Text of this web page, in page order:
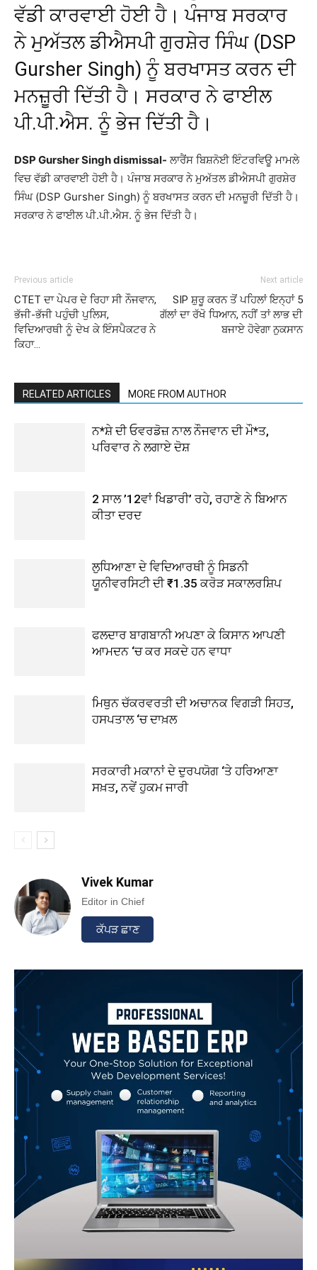
ਵੱਡੀ ਕਾਰਵਾਈ ਹੋਈ ਹੈ। ਪੰਜਾਬ ਸਰਕਾਰ
ਨੇ ਮੁਅੱਤਲ ਡੀਐਸਪੀ ਗੁਰਸ਼ੇਰ ਸਿੰਘ (DSP
Gursher Singh) ਨੂੰ ਬਰਖਾਸਤ ਕਰਨ ਦੀ
ਮਨਜ਼ੂਰੀ ਦਿੱਤੀ ਹੈ। ਸਰਕਾਰ ਨੇ ਫਾਈਲ
ਪੀ.ਪੀ.ਐਸ. ਨੂੰ ਭੇਜ ਦਿੱਤੀ ਹੈ।
DSP Gursher Singh dismissal- ਲਾਰੈਂਸ ਬਿਸ਼ਨੋਈ ਇੰਟਰਵਿਊ ਮਾਮਲੇ
ਵਿਚ ਵੱਡੀ ਕਾਰਵਾਈ ਹੋਈ ਹੈ। ਪੰਜਾਬ ਸਰਕਾਰ ਨੇ ਮੁਅੱਤਲ ਡੀਐਸਪੀ ਗੁਰਸ਼ੇਰ
ਸਿੰਘ (DSP Gursher Singh) ਨੂੰ ਬਰਖਾਸਤ ਕਰਨ ਦੀ ਮਨਜ਼ੂਰੀ ਦਿੱਤੀ ਹੈ।
ਸਰਕਾਰ ਨੇ ਫਾਈਲ ਪੀ.ਪੀ.ਐਸ. ਨੂੰ ਭੇਜ ਦਿੱਤੀ ਹੈ।
Previous article
CTET ਦਾ ਪੇਪਰ ਦੇ ਰਿਹਾ ਸੀ ਨੌਜਵਾਨ,
ਭੱਜੀ-ਭੱਜੀ ਪਹੁੰਚੀ ਪੁਲਿਸ,
ਵਿਦਿਆਰਥੀ ਨੂੰ ਦੇਖ ਕੇ ਇੰਸਪੈਕਟਰ ਨੇ
ਕਿਹਾ…
Next article
SIP ਸ਼ੁਰੂ ਕਰਨ ਤੋਂ ਪਹਿਲਾਂ ਇਨ੍ਹਾਂ 5
ਗੱਲਾਂ ਦਾ ਰੱਖੋ ਧਿਆਨ, ਨਹੀਂ ਤਾਂ ਲਾਭ ਦੀ
ਬਜਾਏ ਹੋਵੇਗਾ ਨੁਕਸਾਨ
RELATED ARTICLES MORE FROM AUTHOR
ਨ*ਸ਼ੇ ਦੀ ਓਵਰਡੋਜ਼ ਨਾਲ ਨੌਜਵਾਨ ਦੀ ਮੌ*ਤ,
ਪਰਿਵਾਰ ਨੇ ਲਗਾਏ ਦੋਸ਼
2 ਸਾਲ ’12ਵਾਂ ਖਿਡਾਰੀ’ ਰਹੇ, ਰਹਾਣੇ ਨੇ ਬਿਆਨ
ਕੀਤਾ ਦਰਦ
ਲੁਧਿਆਣਾ ਦੇ ਵਿਦਿਆਰਥੀ ਨੂੰ ਸਿਡਨੀ
ਯੂਨੀਵਰਸਿਟੀ ਦੀ ₹1.35 ਕਰੋੜ ਸਕਾਲਰਸ਼ਿਪ
ਫਲਦਾਰ ਬਾਗਬਾਨੀ ਅਪਣਾ ਕੇ ਕਿਸਾਨ ਆਪਣੀ
ਆਮਦਨ ‘ਚ ਕਰ ਸਕਦੇ ਹਨ ਵਾਧਾ
ਮਿਥੁਨ ਚੱਕਰਵਰਤੀ ਦੀ ਅਚਾਨਕ ਵਿਗੜੀ ਸਿਹਤ,
ਹਸਪਤਾਲ ‘ਚ ਦਾਖ਼ਲ
ਸਰਕਾਰੀ ਮਕਾਨਾਂ ਦੇ ਦੁਰਪਯੋਗ ‘ਤੇ ਹਰਿਆਣਾ
ਸਖ਼ਤ, ਨਵੇਂ ਹੁਕਮ ਜਾਰੀ
Vivek Kumar
Editor in Chief
ਕੱਪੜ ਛਾਣ